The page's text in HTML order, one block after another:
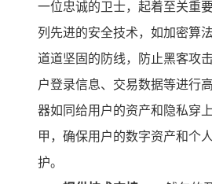
一位忠诚的卫士，起着至关重
列先进的安全技术，如加密算
道道坚固的防线，防止黑客攻
户登录信息、交易数据等进行
器如同给用户的资产和隐私穿
甲，确保用户的数字资产和个
护。